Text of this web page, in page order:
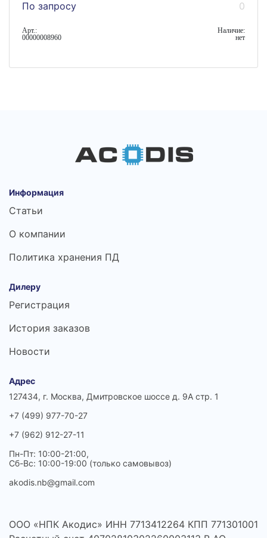
По запросу
0
Арт.:
00000008960
Наличие:
нет
Информация
Статьи
О компании
Политика хранения ПД
Дилеру
Регистрация
История заказов
Новости
Адрес
127434, г. Москва, Дмитровское шоссе д. 9А стр. 1
+7 (499) 977-70-27
+7 (962) 912-27-11
Пн-Пт: 10:00-21:00,
Сб-Вс: 10:00-19:00 (только самовывоз)
akodis.nb@gmail.com
ООО «НПК Акодис» ИНН 7713412264 КПП 771301001